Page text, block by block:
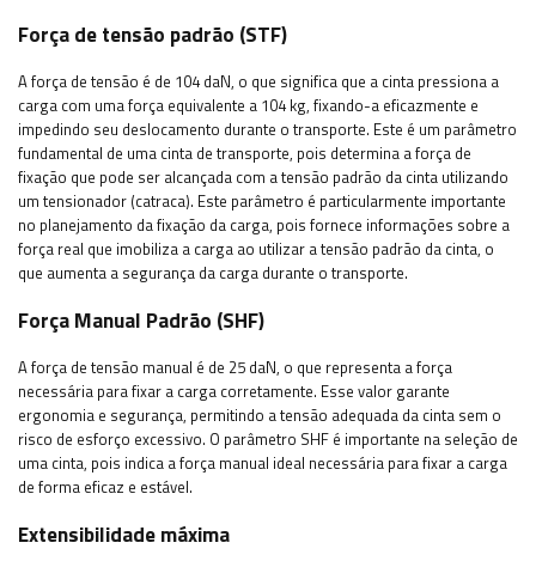
Força de tensão padrão (STF)
A força de tensão é de 104 daN, o que significa que a cinta pressiona a
carga com uma força equivalente a 104 kg, fixando-a eficazmente e
impedindo seu deslocamento durante o transporte. Este é um parâmetro
fundamental de uma cinta de transporte, pois determina a força de
fixação que pode ser alcançada com a tensão padrão da cinta utilizando
um tensionador (catraca). Este parâmetro é particularmente importante
no planejamento da fixação da carga, pois fornece informações sobre a
força real que imobiliza a carga ao utilizar a tensão padrão da cinta, o
que aumenta a segurança da carga durante o transporte.
Força Manual Padrão (SHF)
A força de tensão manual é de 25 daN, o que representa a força
necessária para fixar a carga corretamente. Esse valor garante
ergonomia e segurança, permitindo a tensão adequada da cinta sem o
risco de esforço excessivo. O parâmetro SHF é importante na seleção de
uma cinta, pois indica a força manual ideal necessária para fixar a carga
de forma eficaz e estável.
Extensibilidade máxima